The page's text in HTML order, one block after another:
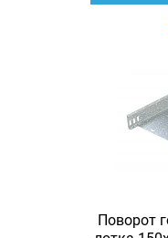
Поворот